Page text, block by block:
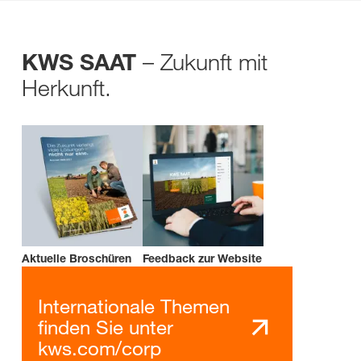
KWS SAAT – Zukunft mit
Herkunft.
Aktuelle Broschüren Feedback zur Website
Internationale Themen
finden Sie unter
kws.com/corp